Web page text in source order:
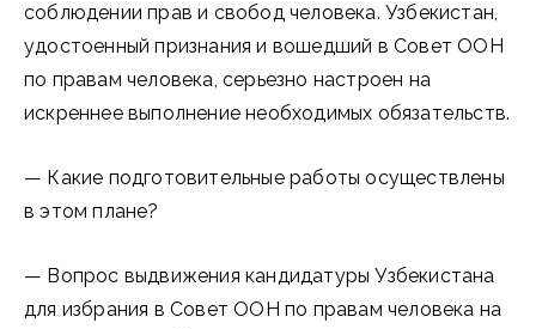
соблюдении прав и свобод человека. Узбекистан,
удостоенный признания и вошедший в Совет ООН
по правам человека, серьезно настроен на
искреннее выполнение необходимых обязательств.
— Какие подготовительные работы осуществлены
в этом плане?
— Вопрос выдвижения кандидатуры Узбекистана
для избрания в Совет ООН по правам человека на